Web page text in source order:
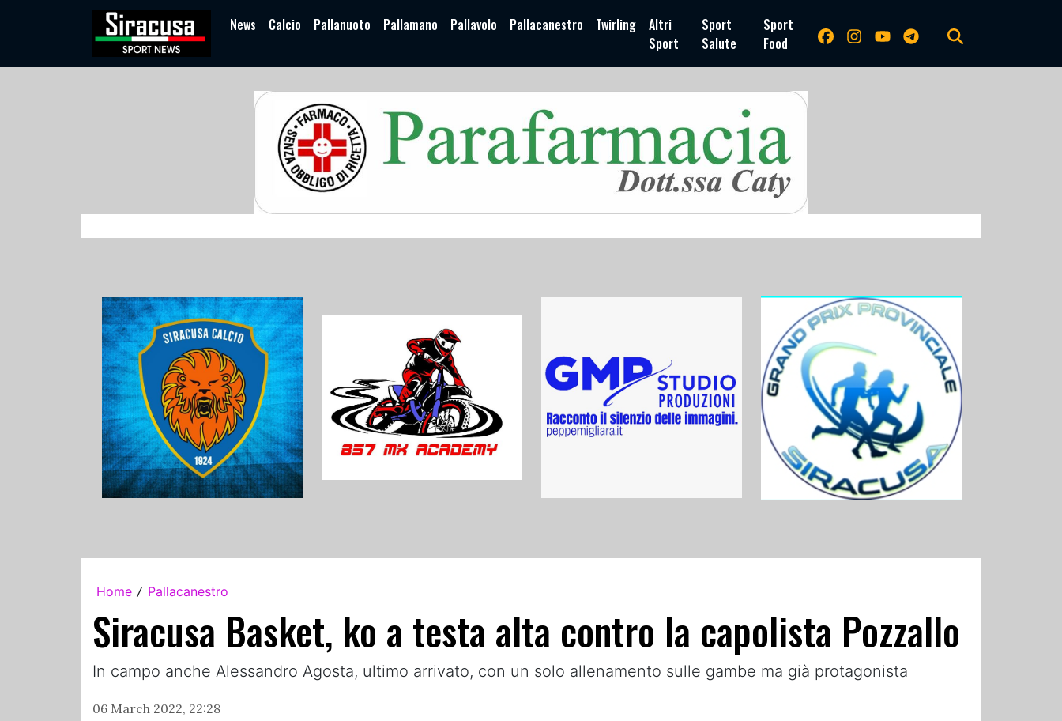
News Calcio Pallanuoto Pallamano Pallavolo Pallacanestro Twirling
Altri
Sport
Sport
Salute
Sport
Food
Home / Pallacanestro
Siracusa Basket, ko a testa alta contro la capolista Pozzallo
In campo anche Alessandro Agosta, ultimo arrivato, con un solo allenamento sulle gambe ma già protagonista
06 March 2022, 22:28